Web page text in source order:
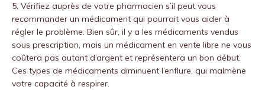
5. Vérifiez auprès de votre pharmacien s’il peut vous
recommander un médicament qui pourrait vous aider à
régler le problème. Bien sûr, il y a les médicaments vendus
sous prescription, mais un médicament en vente libre ne vous
coûtera pas autant d’argent et représentera un bon début.
Ces types de médicaments diminuent l’enflure, qui malmène
votre capacité à respirer.